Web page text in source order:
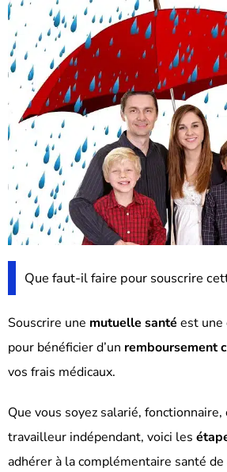
Que faut-il faire pour souscrire
Souscrire une mutuelle santé est une
pour bénéficier d’un remboursement
vos frais médicaux.
Que vous soyez salarié,
travailleur indépendant, voici les
adhérer à la complémentaire santé